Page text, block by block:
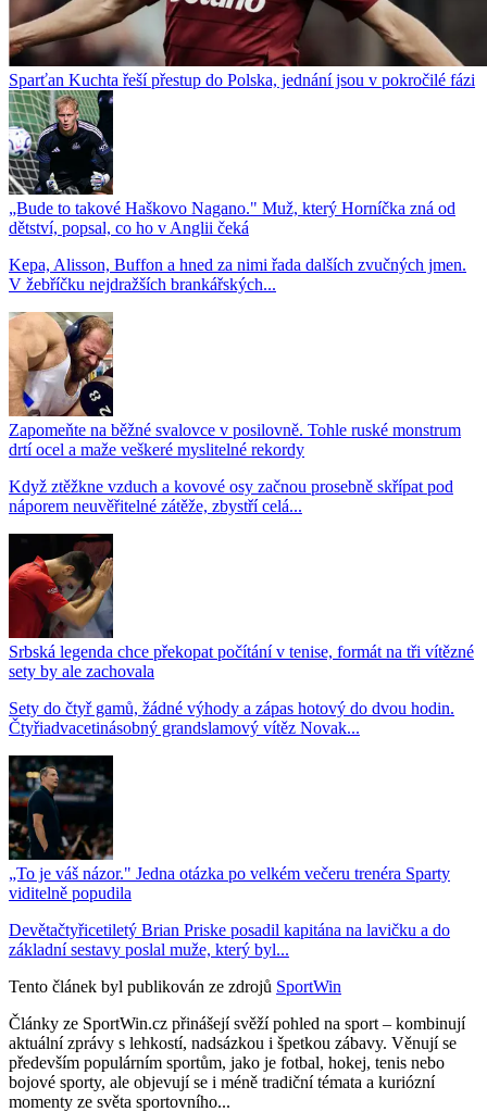
Sparťan Kuchta řeší přestup do Polska, jednání jsou v pokročilé fázi
„Bude to takové Haškovo Nagano." Muž, který Horníčka zná od
dětství, popsal, co ho v Anglii čeká
Kepa, Alisson, Buffon a hned za nimi řada dalších zvučných jmen.
V žebříčku nejdražších brankářských...
Zapomeňte na běžné svalovce v posilovně. Tohle ruské monstrum
drtí ocel a maže veškeré myslitelné rekordy
Když ztěžkne vzduch a kovové osy začnou prosebně skřípat pod
náporem neuvěřitelné zátěže, zbystří celá...
Srbská legenda chce překopat počítání v tenise, formát na tři vítězné
sety by ale zachovala
Sety do čtyř gamů, žádné výhody a zápas hotový do dvou hodin.
Čtyřiadvacetinásobný grandslamový vítěz Novak...
„To je váš názor." Jedna otázka po velkém večeru trenéra Sparty
viditelně popudila
Devětačtyřicetiletý Brian Priske posadil kapitána na lavičku a do
základní sestavy poslal muže, který byl...
Tento článek byl publikován ze zdrojů SportWin
Články ze SportWin.cz přinášejí svěží pohled na sport – kombinují
aktuální zprávy s lehkostí, nadsázkou i špetkou zábavy. Věnují se
především populárním sportům, jako je fotbal, hokej, tenis nebo
bojové sporty, ale objevují se i méně tradiční témata a kuriózní
momenty ze světa sportovního...